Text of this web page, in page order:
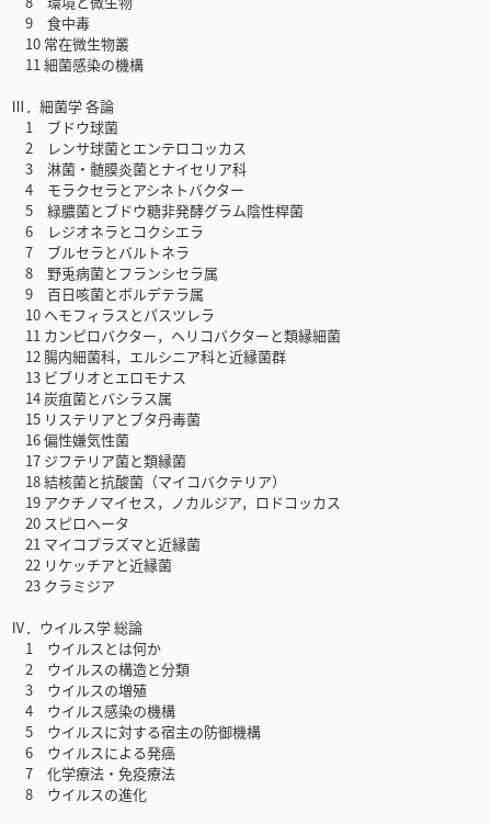
9 食中毒
10 常在微生物叢
11 細菌感染の機構
Ⅲ．細菌学 各論
1 ブドウ球菌
2 レンサ球菌とエンテロコッカス
3 淋菌・髄膜炎菌とナイセリア科
4 モラクセラとアシネトバクター
5 緑膿菌とブドウ糖非発酵グラム陰性桿菌
6 レジオネラとコクシエラ
7 ブルセラとバルトネラ
8 野兎病菌とフランシセラ属
9 百日咳菌とボルデテラ属
10 ヘモフィラスとパスツレラ
11 カンピロバクター，ヘリコバクターと類縁細菌
12 腸内細菌科，エルシニア科と近縁菌群
13 ビブリオとエロモナス
14 炭疽菌とバシラス属
15 リステリアとブタ丹毒菌
16 偏性嫌気性菌
17 ジフテリア菌と類縁菌
18 結核菌と抗酸菌（マイコバクテリア）
19 アクチノマイセス，ノカルジア，ロドコッカス
20 スピロヘータ
21 マイコプラズマと近縁菌
22 リケッチアと近縁菌
23 クラミジア
Ⅳ．ウイルス学 総論
1 ウイルスとは何か
2 ウイルスの構造と分類
3 ウイルスの増殖
4 ウイルス感染の機構
5 ウイルスに対する宿主の防御機構
6 ウイルスによる発癌
7 化学療法・免疫療法
8 ウイルスの進化